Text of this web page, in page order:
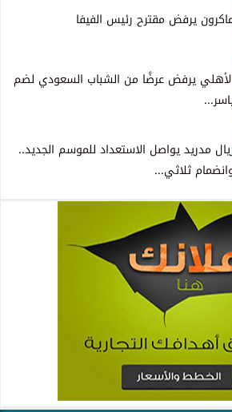
يرفض مقترح رئيس الفيفا
يرفض عرضًا من الشباب السعودي لضم
مدريد يواصل الاستعداد للموسم الجديد..
ثلاثي...